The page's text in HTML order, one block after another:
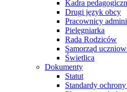
Kadra
Drugi język obcy
Pracownicy
Pielęgniarka
Rada Rodziców
Samorząd
Świetlica
Dokumenty
Statut
Standardy ochrony